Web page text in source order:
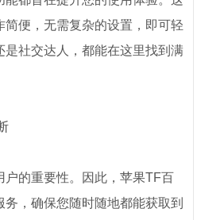
便，无需复杂的设置，即可轻
是社交达人，都能在这里找到满
户的重要性。因此，苹果TF百
，确保您随时随地都能获取到